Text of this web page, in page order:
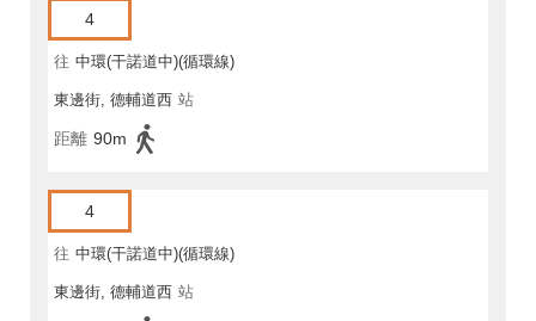
4
往 中環(干諾道中)(循環線)
東邊街, 德輔道西 站
距離 90m
4
往 中環(干諾道中)(循環線)
東邊街, 德輔道西 站